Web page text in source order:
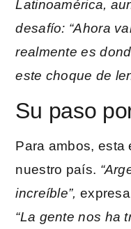
Latinoamérica,
desafío: “Ahora
realmente es
este choque de
Su paso
Para ambos, esta
nuestro país.
increíble”,
“La gente nos ha